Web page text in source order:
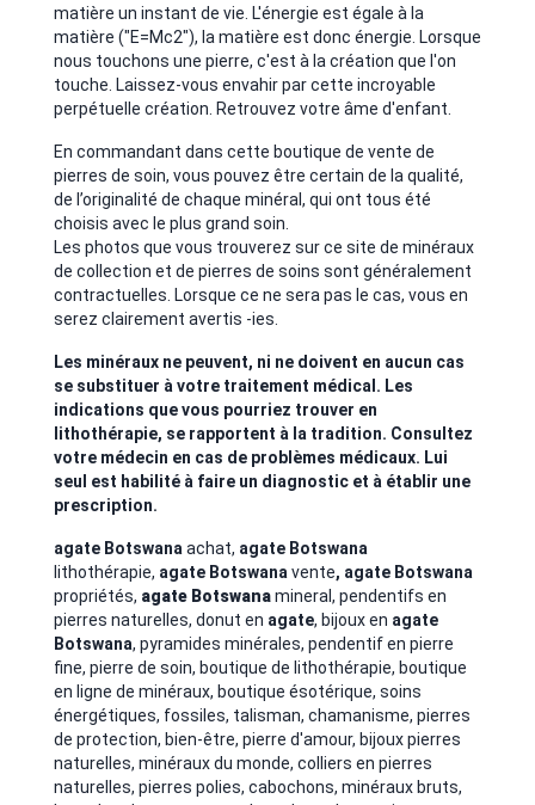
matière un instant de vie. L'énergie est égale à la
matière ("E=Mc2"), la matière est donc énergie. Lorsque
nous touchons une pierre, c'est à la création que l'on
touche. Laissez-vous envahir par cette incroyable
perpétuelle création. Retrouvez votre âme d'enfant.
En commandant dans cette boutique de vente de
pierres de soin, vous pouvez être certain de la qualité,
de l’originalité de chaque minéral, qui ont tous été
choisis avec le plus grand soin.
Les photos que vous trouverez sur ce site de minéraux
de collection et de pierres de soins sont généralement
contractuelles. Lorsque ce ne sera pas le cas, vous en
serez clairement avertis -ies.
Les minéraux ne peuvent, ni ne doivent en aucun cas
se substituer à votre traitement médical. Les
indications que vous pourriez trouver en
lithothérapie, se rapportent à la tradition. Consultez
votre médecin en cas de problèmes médicaux. Lui
seul est habilité à faire un diagnostic et à établir une
prescription.
agate Botswana achat, agate Botswana
lithothérapie, agate Botswana vente, agate Botswana
propriétés, agate Botswanamineral, pendentifs en
pierres naturelles, donut en agate, bijoux en agate
Botswana, pyramides minérales, pendentif en pierre
fine, pierre de soin, boutique de lithothérapie, boutique
en ligne de minéraux, boutique ésotérique, soins
énergétiques, fossiles, talisman, chamanisme, pierres
de protection, bien-être, pierre d'amour, bijoux pierres
naturelles, minéraux du monde, colliers en pierres
naturelles, pierres polies, cabochons, minéraux bruts,